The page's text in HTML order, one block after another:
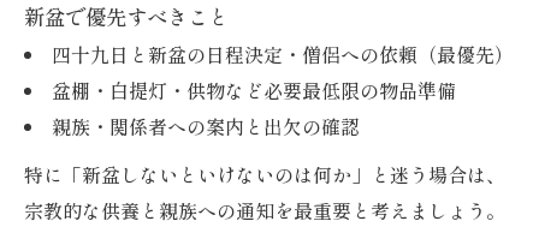
新盆で優先すべきこと
四十九日と新盆の日程決定・僧侶への依頼（最優先）
盆棚・白提灯・供物など必要最低限の物品準備
親族・関係者への案内と出欠の確認
特に「新盆しないといけないのは何か」と迷う場合は、
宗教的な供養と親族への通知を最重要と考えましょう。